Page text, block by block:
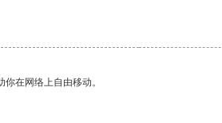
在网络上自由移动。